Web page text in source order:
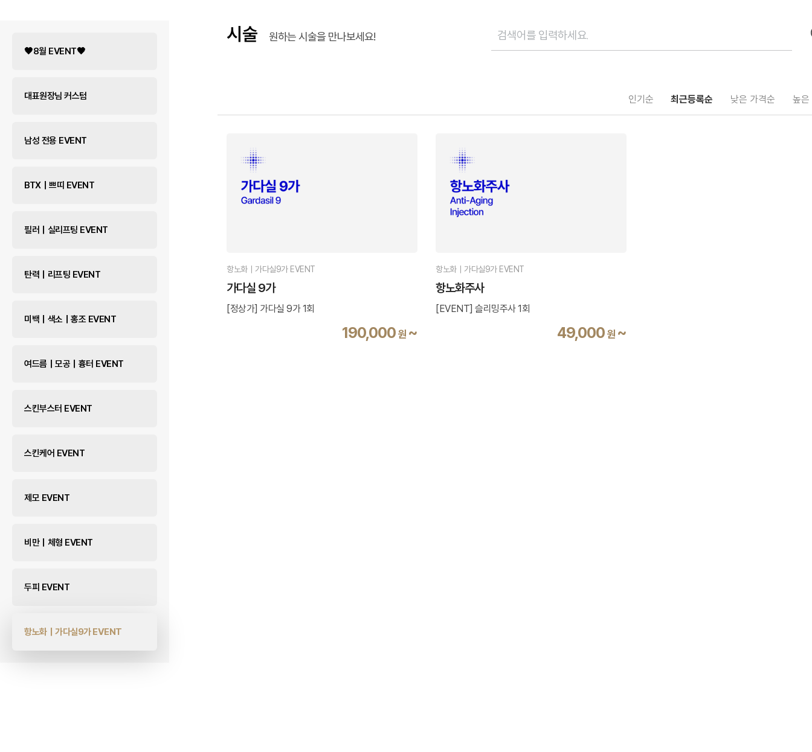
🖤8월 EVENT🖤
대표원장님 커스텀
남성 전용 EVENT
BTX｜쁘띠 EVENT
필러｜실리프팅 EVENT
탄력｜리프팅 EVENT
미백｜색소｜홍조 EVENT
여드름｜모공｜흉터 EVENT
스킨부스터 EVENT
스킨케어 EVENT
제모 EVENT
비만｜체형 EVENT
두피 EVENT
항노화｜가다실9가 EVENT
시술 원하는 시술을 만나보세요!
인기순 최근등록순 낮은 가격순 높은
항노화｜가다실9가 EVENT
가다실 9가
[정상가] 가다실 9가 1회
190,000 원 ~
항노화｜가다실9가 EVENT
항노화주사
[EVENT] 슬리밍주사 1회
49,000 원 ~